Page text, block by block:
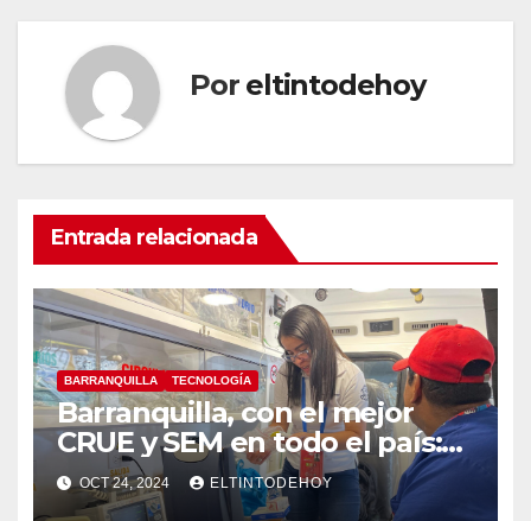
Por eltintodehoy
Entrada relacionada
BARRANQUILLA TECNOLOGÍA
Barranquilla, con el mejor
CRUE y SEM en todo el país:
MinSalud
OCT 24, 2024 ELTINTODEHOY